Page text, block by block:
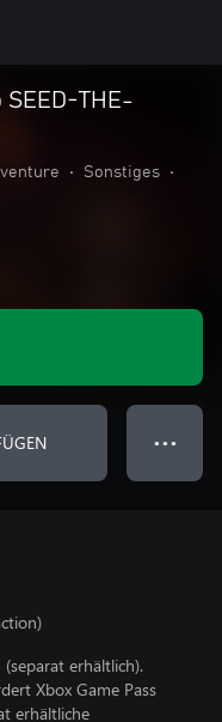
THE-
• Sonstiges
•
● ● ●
erhältlich).
Xbox Game Pass
erhältliche